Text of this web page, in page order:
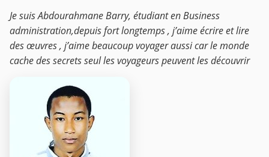
Je suis Abdourahmane Barry, étudiant en Business
administration,depuis fort longtemps , j’aime écrire et lire
des œuvres , j’aime beaucoup voyager aussi car le monde
cache des secrets seul les voyageurs peuvent les découvrir